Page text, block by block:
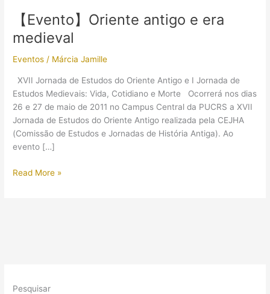
【Evento】Oriente antigo e era
medieval
Eventos / Márcia Jamille
XVII Jornada de Estudos do Oriente Antigo e I Jornada de
Estudos Medievais: Vida, Cotidiano e Morte Ocorrerá nos dias
26 e 27 de maio de 2011 no Campus Central da PUCRS a XVII
Jornada de Estudos do Oriente Antigo realizada pela CEJHA
(Comissão de Estudos e Jornadas de História Antiga). Ao
evento […]
【Evento】
Read More »
Pesquisar